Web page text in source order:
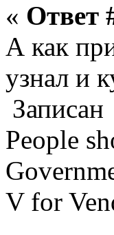
« Ответ
А как
узнал и
Записан
People
V for